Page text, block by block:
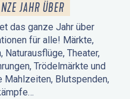
JAHR ÜBER
das ganze Jahr über
für alle! Märkte,
Naturausflüge, Theater,
Trödelmärkte und
Mahlzeiten, Blutspenden,